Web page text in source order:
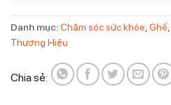
Danh mục:Chăm sóc sức khỏe,Ghế,
Thương Hiệu
Chia sẻ: